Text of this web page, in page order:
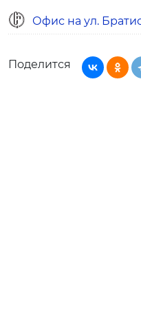
Офис на ул.
Поделится